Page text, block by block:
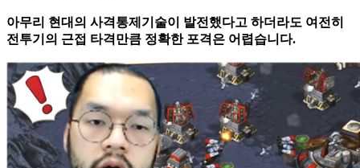
아무리 현대의 사격통제기술이 발전했다고 하더라도 여전히
전투기의 근접 타격만큼 정확한 포격은 어렵습니다.